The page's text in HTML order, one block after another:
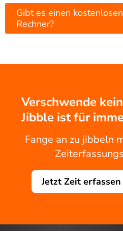
Gibt es einen
Rechner?
Verschwende
Jibble ist für
Fange an zu jibbeln
Jetzt Zeit erfassen